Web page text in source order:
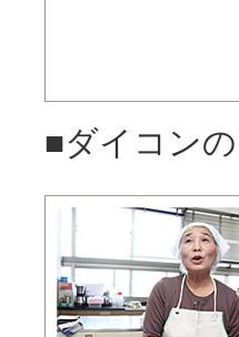
■ダイコン